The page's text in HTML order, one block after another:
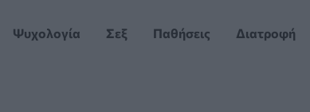
Ψυχολογία Σεξ Παθήσεις Διατροφή